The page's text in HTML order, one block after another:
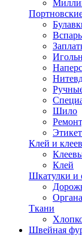
Шило
Клей и
Клей
Шкатулки и
Ткани
Швейная